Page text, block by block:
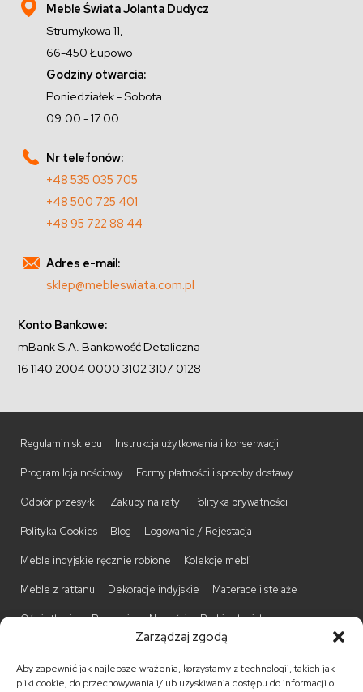
Zarządzaj zgodą
Aby zapewnić jak najlepsze wrażenia, korzystamy z technologii, takich jak
pliki cookie, do przechowywania i/lub uzyskiwania dostępu do informacji o
Meble Świata Jolanta Dudycz
Strumykowa 11,
66-450 Łupowo
Godziny otwarcia:
Poniedziałek - Sobota
09.00 - 17.00
Nr telefonów:
+48 535 035 705
+48 500 725 401
+48 95 722 88 44
Adres e-mail:
sklep@mebleswiata.com.pl
Konto Bankowe:
mBank S.A. Bankowość Detaliczna
16 1140 2004 0000 3102 3107 0128
Regulamin sklepu Instrukcja użytkowania i konserwacji
Program lojalnościowy Formy płatności i sposoby dostawy
Odbiór przesyłki Zakupy na raty Polityka prywatności
Polityka Cookies Blog Logowanie / Rejestacja
Meble indyjskie ręcznie robione Kolekcje mebli
Meble z rattanu Dekoracje indyjskie Materace i stelaże
Oświetlenie Promocje Nowości Barki kolonialne
Komody kolonialne Krzesła kolonialne
Kufry indyjskie Ławki kolonialne Łóżka kolonialne